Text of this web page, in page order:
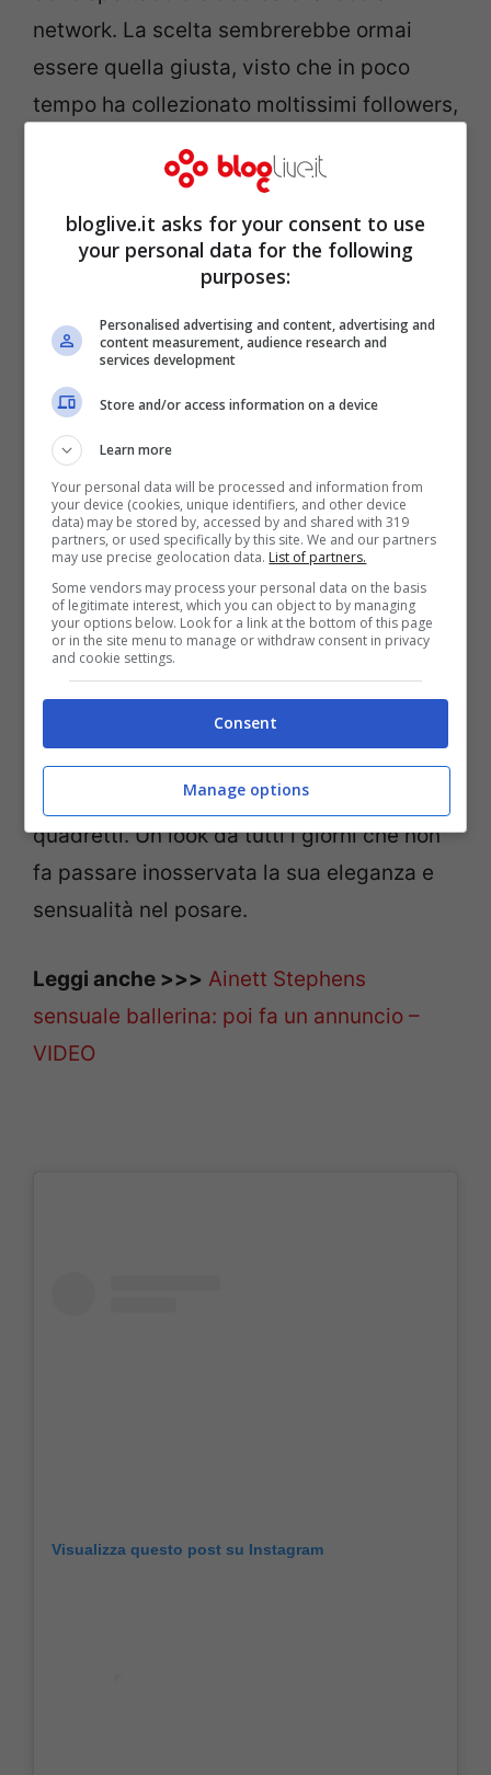
network. La scelta sembrerebbe ormai
essere quella giusta, visto che in poco
tempo ha collezionato moltissimi followers,
Naturalmente a darle una spinta in più è la
sua incredibile sensualità e bellezza, che
spesso ci viene ricordata dai suoi post.
Su Instagram oggi decide di mostrarsi in
un outfit che definisce‘casual’,ma che la
rende comunque irresistibile. Jeans e
canotta bianca con una scollatura da
paura, accompagnati da un paio di stivali
che arrivano al ginocchio ed una giacca a
quadretti. Un look da tutti i giorni che non
fa passare inosservata la sua eleganza e
sensualità nel posare.
Leggi anche >>> Ainett Stephens
sensuale ballerina: poi fa un annuncio –
VIDEO
Visualizza questo post su Instagram
bloglive.it asks for your consent to use
your personal data for the following
purposes:
Personalised advertising and content, advertising and
content measurement, audience research and
services development
Store and/or access information on a device
Learn more
Your personal data will be processed and information from
your device (cookies, unique identifiers, and other device
data) may be stored by, accessed by and shared with 319
partners, or used specifically by this site. We and our partners
may use precise geolocation data. List of partners.
Some vendors may process your personal data on the basis
of legitimate interest, which you can object to by managing
your options below. Look for a link at the bottom of this page
or in the site menu to manage or withdraw consent in privacy
and cookie settings.
Consent
Manage options